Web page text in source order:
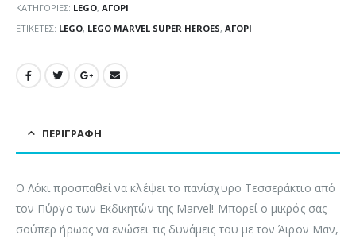
ΚΑΤΗΓΟΡΊΕΣ: LEGO, ΑΓΌΡΙ
ΕΤΙΚΈΤΕΣ: LEGO, LEGO MARVEL SUPER HEROES, ΑΓΌΡΙ
ΠΕΡΙΓΡΑΦΉ
Ο Λόκι προσπαθεί να κλέψει το πανίσχυρο Τεσσεράκτιο από
τον Πύργο των Εκδικητών της Marvel! Μπορεί ο μικρός σας
σούπερ ήρωας να ενώσει τις δυνάμεις του με τον Άιρον Μαν,